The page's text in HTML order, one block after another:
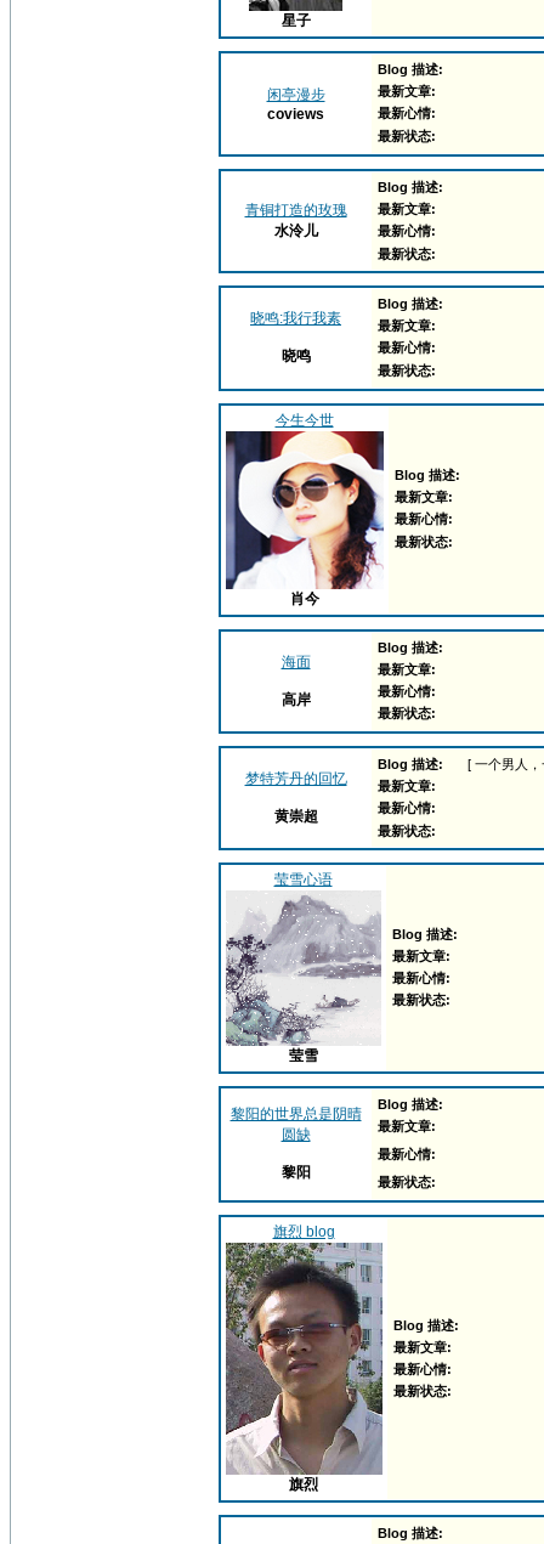
星子
闲亭漫步
coviews
Blog 描述:
最新文章:
最新心情:
最新状态:
青铜打造的玫瑰
水泠儿
Blog 描述:
最新文章:
最新心情:
最新状态:
晓鸣:我行我素
晓鸣
Blog 描述:
最新文章:
最新心情:
最新状态:
今生今世
肖今
Blog 描述:
最新文章:
最新心情:
最新状态:
海面
高岸
Blog 描述:
最新文章:
最新心情:
最新状态:
梦特芳丹的回忆
黄崇超
Blog 描述:
[ 一个男人
最新文章:
最新心情:
最新状态:
莹雪心语
莹雪
Blog 描述:
最新文章:
最新心情:
最新状态:
黎阳的世界总是阴晴
圆缺
黎阳
Blog 描述:
最新文章:
最新心情:
最新状态:
旗烈 blog
旗烈
Blog 描述:
最新文章:
最新心情:
最新状态:
Blog 描述: